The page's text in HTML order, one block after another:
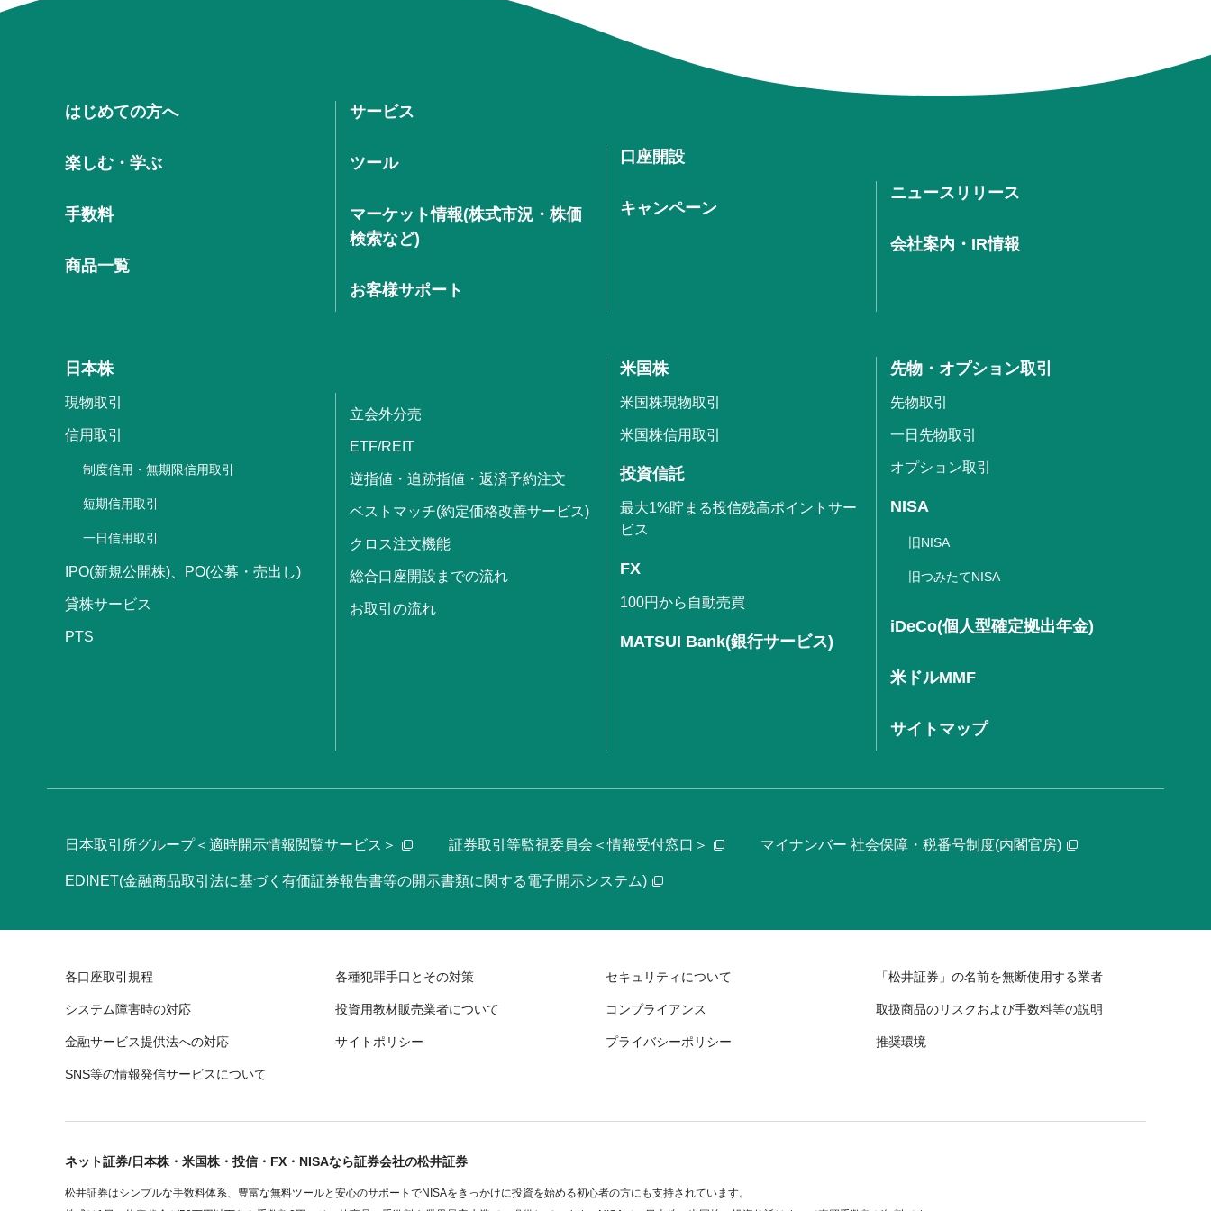
はじめての方へ
楽しむ・学ぶ
手数料
商品一覧
サービス
ツール
マーケット情報(株式市況・株価
検索など)
お客様サポート
口座開設
キャンペーン
ニュースリリース
会社案内・IR情報
日本株
現物取引
信用取引
制度信用・無期限信用取引
短期信用取引
一日信用取引
IPO(新規公開株)、PO(公募・売出し)
貸株サービス
PTS
立会外分売
ETF/REIT
逆指値・追跡指値・返済予約注文
ベストマッチ(約定価格改善サービス)
クロス注文機能
総合口座開設までの流れ
お取引の流れ
米国株
米国株現物取引
米国株信用取引
投資信託
最大1%貯まる投信残高ポイントサー
ビス
FX
100円から自動売買
MATSUI Bank(銀行サービス)
先物・オプション取引
先物取引
一日先物取引
オプション取引
NISA
旧NISA
旧つみたてNISA
iDeCo(個人型確定拠出年金)
米ドルMMF
サイトマップ
日本取引所グループ＜適時開示情報閲覧サービス＞ 証券取引等監視委員会＜情報受付窓口＞ マイナンバー 社会保障・税番号制度(内閣官房)
EDINET(金融商品取引法に基づく有価証券報告書等の開示書類に関する電子開示システム)
各口座取引規程 各種犯罪手口とその対策 セキュリティについて 「松井証券」の名前を無断使用する業者
システム障害時の対応 投資用教材販売業者について コンプライアンス 取扱商品のリスクおよび手数料等の説明
金融サービス提供法への対応 サイトポリシー プライバシーポリシー 推奨環境
SNS等の情報発信サービスについて
ネット証券/日本株・米国株・投信・FX・NISAなら証券会社の松井証券
松井証券はシンプルな手数料体系、豊富な無料ツールと安心のサポートでNISAをきっかけに投資を始める初心者の方にも支持されています。